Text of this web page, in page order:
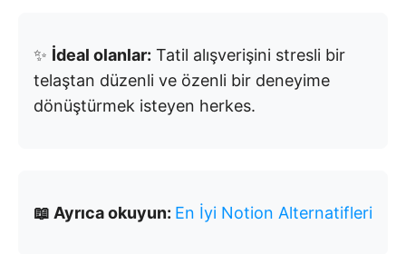
✨ İdeal olanlar: Tatil alışverişini stresli bir
telaştan düzenli ve özenli bir deneyime
dönüştürmek isteyen herkes.
📖 Ayrıca okuyun: En İyi Notion Alternatifleri